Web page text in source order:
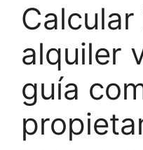
alquiler
guía